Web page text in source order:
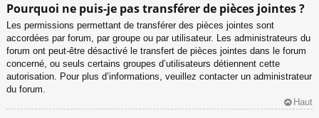
Pourquoi ne puis-je pas transférer de pièces jointes ?
Les permissions permettant de transférer des pièces jointes sont
accordées par forum, par groupe ou par utilisateur. Les administrateurs du
forum ont peut-être désactivé le transfert de pièces jointes dans le forum
concerné, ou seuls certains groupes d’utilisateurs détiennent cette
autorisation. Pour plus d’informations, veuillez contacter un administrateur
du forum.
Haut